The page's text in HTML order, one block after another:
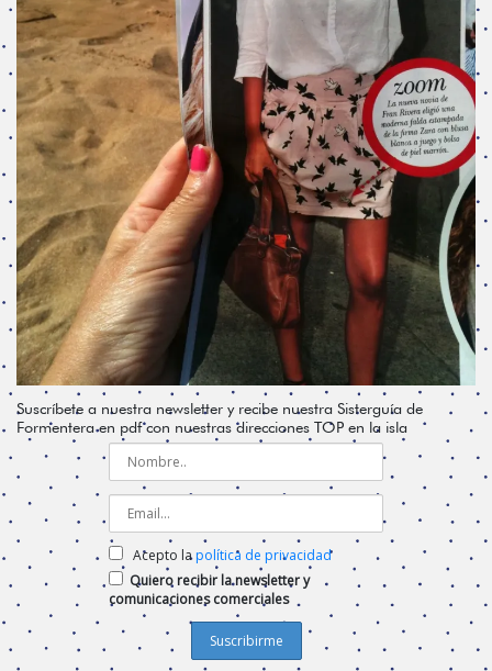
Suscríbete a nuestra newsletter y recibe nuestra Sisterguía de
Formentera en pdf con nuestras direcciones TOP en la isla
Acepto lapolítica de privacidad
Quiero recibir la newsletter y
comunicaciones comerciales